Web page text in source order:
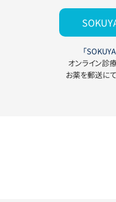
「
オンライン診
お薬を郵送に